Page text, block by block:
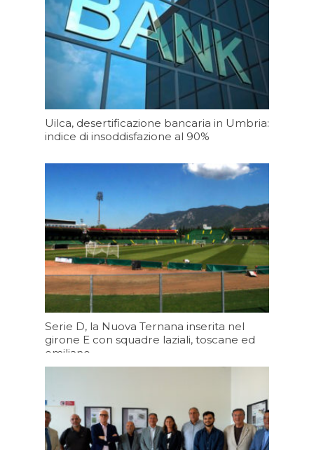
Uilca, desertificazione bancaria in Umbria:
indice di insoddisfazione al 90%
Serie D, la Nuova Ternana inserita nel
girone E con squadre laziali, toscane ed
emiliane